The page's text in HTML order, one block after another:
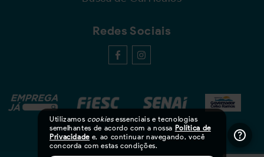
Redes Sociais
Utilizamos cookiesessenciais e tecnologias
semelhantes de acordo com a nossa Política de
Privacidade e, ao continuar navegando, você
concorda com estas condições.